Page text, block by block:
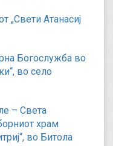
„Свети Атанасиј
Богослужба во
во село
– Света
храм
во Битола